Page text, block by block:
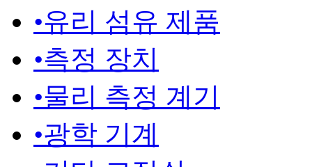
•유리 섬유 제품
•측정 장치
•물리 측정 계기
•광학 기계